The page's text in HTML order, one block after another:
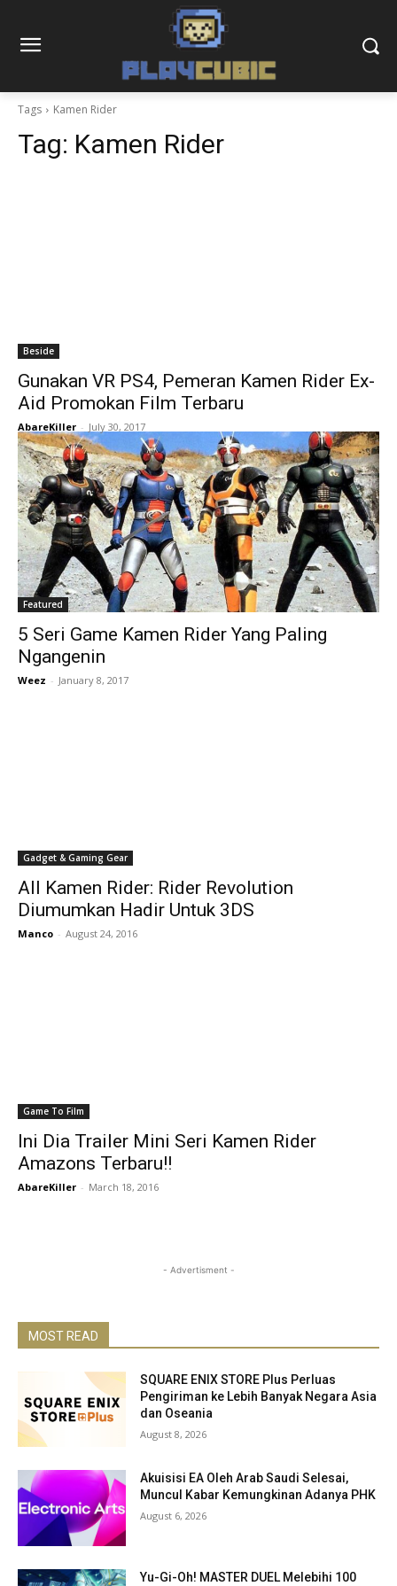
Tags Kamen Rider
Tag: Kamen Rider
Beside
Gunakan VR PS4, Pemeran Kamen Rider Ex-
Aid Promokan Film Terbaru
AbareKiller - July 30, 2017
Featured
5 Seri Game Kamen Rider Yang Paling
Ngangenin
Weez - January 8, 2017
Gadget & Gaming Gear
All Kamen Rider: Rider Revolution
Diumumkan Hadir Untuk 3DS
Manco - August 24, 2016
Game To Film
Ini Dia Trailer Mini Seri Kamen Rider
Amazons Terbaru!!
AbareKiller - March 18, 2016
- Advertisment -
MOST READ
SQUARE ENIX STORE Plus Perluas
Pengiriman ke Lebih Banyak Negara Asia
dan Oseania
August 8, 2026
Akuisisi EA Oleh Arab Saudi Selesai,
Muncul Kabar Kemungkinan Adanya PHK
August 6, 2026
Yu-Gi-Oh! MASTER DUEL Melebihi 100